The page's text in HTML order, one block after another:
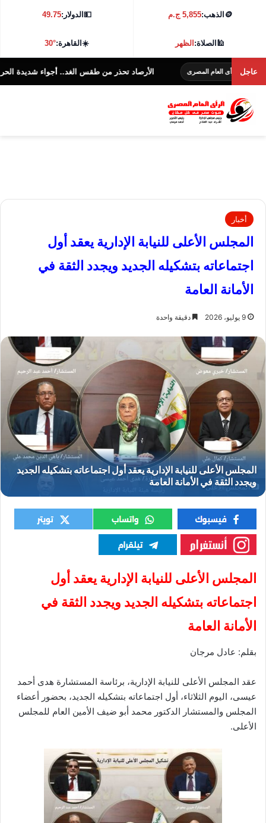
🪙 الذهب:5,855 ج.م 💵الدولار:49.75
🕌الصلاة:الظهر ☀️القاهرة:30°
عاجل
العام المصرى الأرصاد تحذر من طقس الغد.. أجواء شديدة الحرارة و38 درجة بالقاهرة
أخبار
المجلس الأعلى للنيابة الإدارية يعقد أول
اجتماعاته بتشكيله الجديد ويجدد الثقة في
الأمانة العامة
9 يوليو، 2026 دقيقة واحدة
المجلس الأعلى
المجلس الأعلى للنيابة الإدارية يعقد أول
اجتماعاته بتشكيله الجديد ويجدد الثقة في
الأمانة العامة
بقلم: عادل مرجان
عقد المجلس الأعلى للنيابة الإدارية، برئاسة المستشارة هدى أحمد
عيسى، اليوم الثلاثاء، أول اجتماعاته بتشكيله الجديد، بحضور أعضاء
المجلس والمستشار الدكتور محمد أبو ضيف الأمين العام للمجلس
الأعلى.